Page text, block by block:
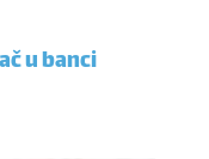
u banci